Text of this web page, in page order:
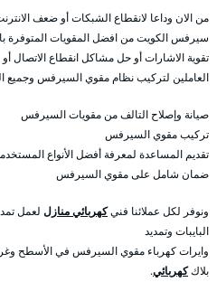
من الان وداعا لانقطاع الشبكات أو ضعف
سيرفس الكويت من افضل المقويات المتوفرة
تقوية الاشارات أو حل مشاكل انقطاع الاتصال
العاملين لتركيب نظام مقوي السيرفس وجميع
صيانة وإصلاح التالف من مقويات السيرفس
تركيب مقوي السيرفس
تقديم المساعدة لمعرفة أفضل الأنواع
ضمان شامل على مقوي السيرفس
ونوفر لكل عملائنا فنيكهربائي منازل لعمل
البايبات وتمديد
وايرات كهرباء مقوي السيرفس في الأسطح
بلاككهربائي.